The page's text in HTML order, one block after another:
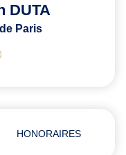
DUTA
Paris
HONORAIRES